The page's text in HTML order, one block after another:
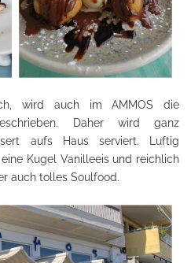
wird auch im AMMOS die
Daher wird ganz
aufs Haus serviert. Luftig
Kugel Vanilleeis und reichlich
auch tolles Soulfood.